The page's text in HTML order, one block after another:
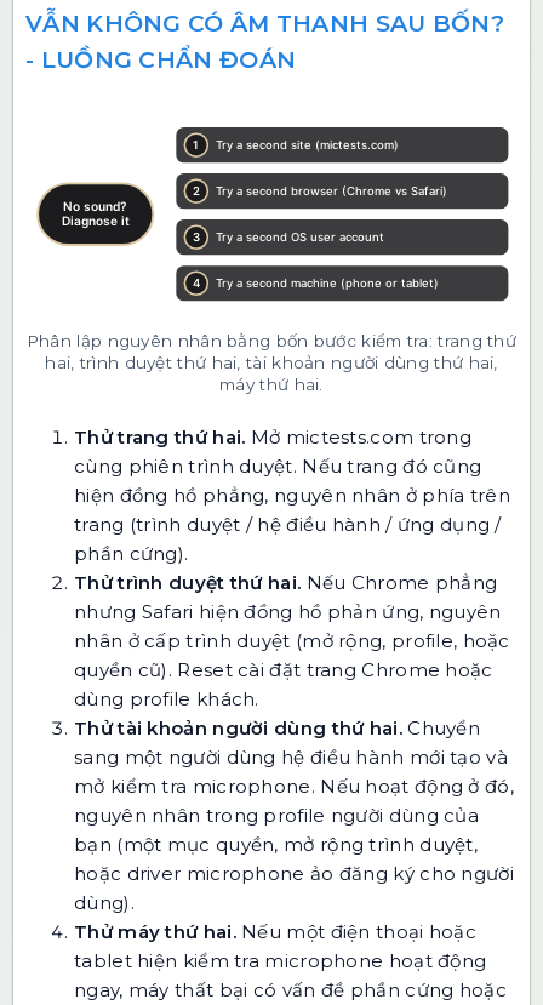
VẪN KHÔNG CÓ ÂM THANH SAU BỐN?
- LUỒNG CHẨN ĐOÁN
Phân lập nguyên nhân bằng bốn bước kiểm tra: trang thứ
hai, trình duyệt thứ hai, tài khoản người dùng thứ hai,
máy thứ hai.
Thử trang thứ hai. Mở mictests.com trong
cùng phiên trình duyệt. Nếu trang đó cũng
hiện đồng hồ phẳng, nguyên nhân ở phía trên
trang (trình duyệt / hệ điều hành / ứng dụng /
phần cứng).
Thử trình duyệt thứ hai. Nếu Chrome phẳng
nhưng Safari hiện đồng hồ phản ứng, nguyên
nhân ở cấp trình duyệt (mở rộng, profile, hoặc
quyền cũ). Reset cài đặt trang Chrome hoặc
dùng profile khách.
Thử tài khoản người dùng thứ hai.Chuyển
sang một người dùng hệ điều hành mới tạo và
mở kiểm tra microphone. Nếu hoạt động ở đó,
nguyên nhân trong profile người dùng của
bạn (một mục quyền, mở rộng trình duyệt,
hoặc driver microphone ảo đăng ký cho người
dùng).
Thử máy thứ hai.Nếu một điện thoại hoặc
tablet hiện kiểm tra microphone hoạt động
ngay, máy thất bại có vấn đề phần cứng hoặc